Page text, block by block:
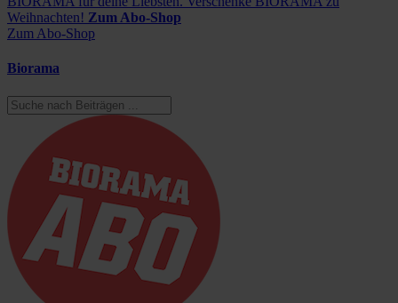
Weihnachten! Zum Abo-Shop
Zum Abo-Shop
Biorama